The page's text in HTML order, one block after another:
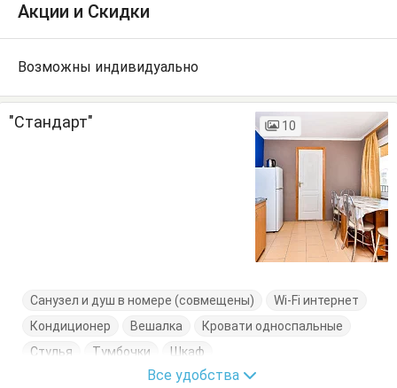
Акции и Скидки
Возможны индивидуально
"Стандарт" 10
Санузел и душ в номере (совмещены)
Wi-Fi интернет
Кондиционер
Вешалка
Кровати односпальные
Стулья
Тумбочки Шкаф
Все удобства